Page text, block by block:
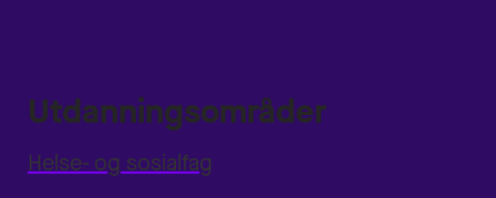
Utdanningsområder
Helse- og sosialfag